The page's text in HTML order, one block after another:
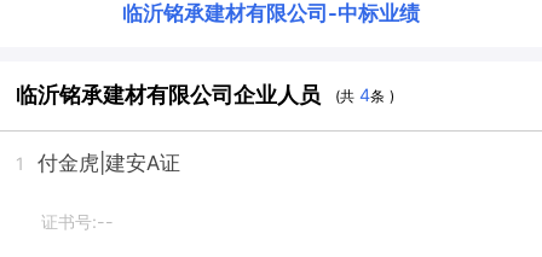
临沂铭承建材有限公司 -中标业绩
临沂铭承建材有限公司企业人员 (共4条 )
1 付金虎 |建安A证
证书号:--